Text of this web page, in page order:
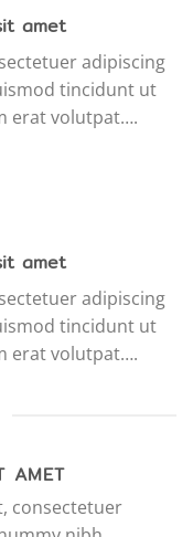
amet
adipiscing
tincidunt ut
erat volutpat….
amet
adipiscing
tincidunt ut
erat volutpat….
AMET
consectetuer